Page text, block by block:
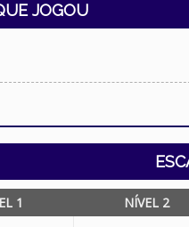
JOGOU
1 NÍVEL 2